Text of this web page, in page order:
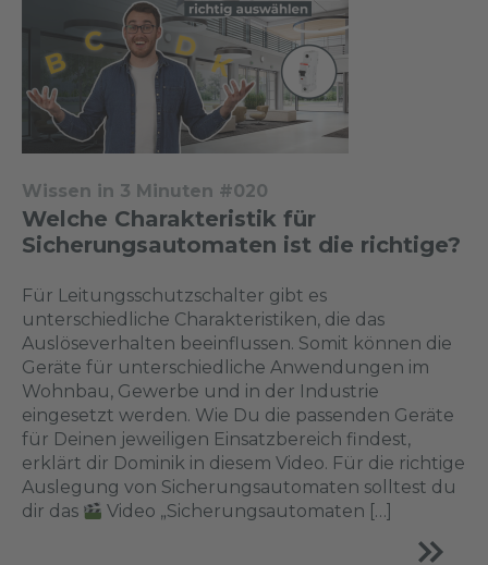
Wissen in 3 Minuten #020
Welche Charakteristik für
Sicherungsautomaten ist die richtige?
Für Leitungsschutzschalter gibt es
unterschiedliche Charakteristiken, die das
Auslöseverhalten beeinflussen. Somit können die
Geräte für unterschiedliche Anwendungen im
Wohnbau, Gewerbe und in der Industrie
eingesetzt werden. Wie Du die passenden Geräte
für Deinen jeweiligen Einsatzbereich findest,
erklärt dir Dominik in diesem Video. Für die richtige
Auslegung von Sicherungsautomaten solltest du
dir das
Video „Sicherungsautomaten […]